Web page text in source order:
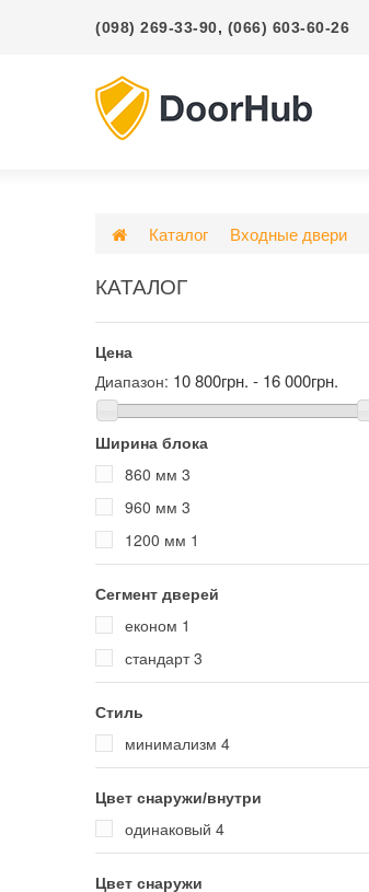
(098) 269-33-90, (066) 603-60-26
Каталог Входные двери
КАТАЛОГ
Цена
Диапазон: 10 800грн. - 16 000грн.
Ширина блока
860 мм 3
960 мм 3
1200 мм 1
Сегмент дверей
економ 1
стандарт 3
Стиль
минимализм 4
Цвет снаружи/внутри
одинаковый 4
Цвет снаружи